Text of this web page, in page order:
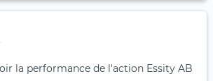
la performance de l'action Essity AB